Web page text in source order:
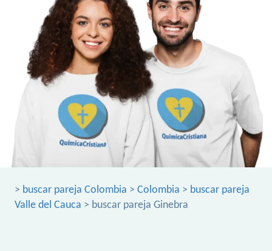
> buscar pareja Colombia > Colombia > buscar pareja
Valle del Cauca > buscar pareja Ginebra